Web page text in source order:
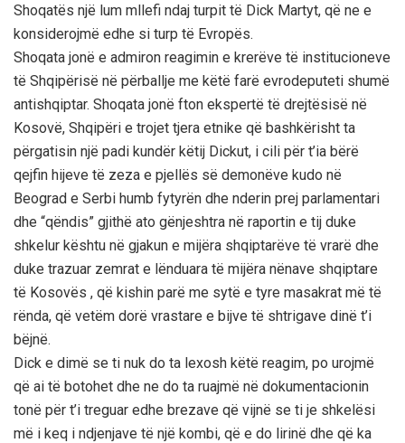
Shoqatës një lum mllefi ndaj turpit të Dick Martyt, që ne e
konsiderojmë edhe si turp të Evropës.
Shoqata jonë e admiron reagimin e krerëve të institucioneve
të Shqipërisë në përballje me këtë farë evrodeputeti shumë
antishqiptar. Shoqata jonë fton ekspertë të drejtësisë në
Kosovë, Shqipëri e trojet tjera etnike që bashkërisht ta
përgatisin një padi kundër këtij Dickut, i cili për t’ia bërë
qejfin hijeve të zeza e pjellës së demonëve kudo në
Beograd e Serbi humb fytyrën dhe nderin prej parlamentari
dhe “qëndis” gjithë ato gënjeshtra në raportin e tij duke
shkelur kështu në gjakun e mijëra shqiptarëve të vrarë dhe
duke trazuar zemrat e lënduara të mijëra nënave shqiptare
të Kosovës , që kishin parë me sytë e tyre masakrat më të
rënda, që vetëm dorë vrastare e bijve të shtrigave dinë t’i
bëjnë.
Dick e dimë se ti nuk do ta lexosh këtë reagim, po urojmë
që ai të botohet dhe ne do ta ruajmë në dokumentacionin
tonë për t’i treguar edhe brezave që vijnë se ti je shkelësi
më i keq i ndjenjave të një kombi, që e do lirinë dhe që ka